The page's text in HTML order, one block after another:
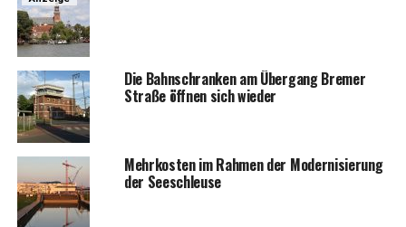
Die Bahn­schran­ken am Über­gang Bre­mer
Stra­ße öff­nen sich wieder
Mehr­kos­ten im Rah­men der Moder­ni­sie­rung
der Seeschleuse